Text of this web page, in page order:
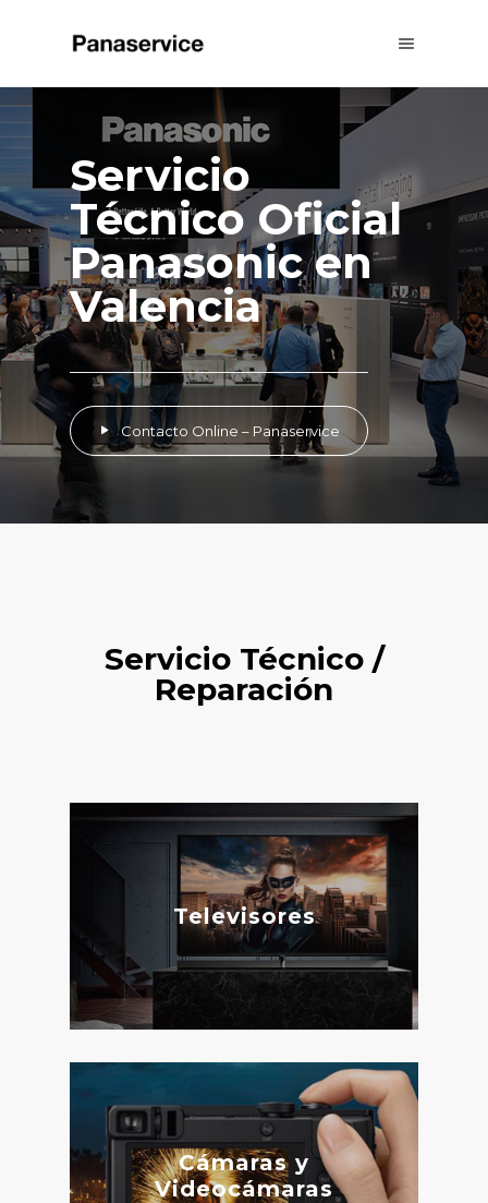
Servicio
Técnico Oficial
Panasonic en
Valencia
Contacto Online – Panaservice
Servicio Técnico /
Reparación
Televisores
Cámaras y
Videocámaras